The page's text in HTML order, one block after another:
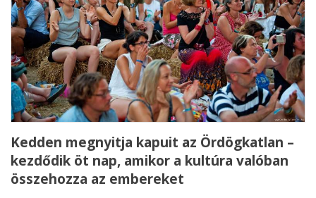
Kedden megnyitja kapuit az Ördögkatlan –
kezdődik öt nap, amikor a kultúra valóban
összehozza az embereket